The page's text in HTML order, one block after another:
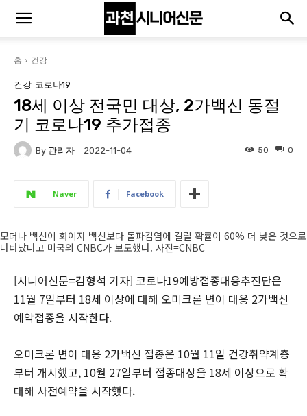
홈 건강
건강 코로나19
18세 이상 전국민 대상, 2가백신 동절
기 코로나19 추가접종
By 관리자 2022-11-04 0
50
Naver Facebook
모더나 백신이 화이자 백신보다 돌파감염에 걸릴 확률이 60% 더 낮은 것으로
나타났다고 미국의 CNBC가 보도했다. 사진=CNBC
[시니어신문=김형석 기자] 코로나19예방접종대응추진단은
11월 7일부터 18세 이상에 대해 오미크론 변이 대응 2가백신
예약접종을 시작한다.
오미크론 변이 대응 2가백신 접종은 10월 11일 건강취약계층
부터 개시했고, 10월 27일부터 접종대상을 18세 이상으로 확
대해 사전예약을 시작했다.